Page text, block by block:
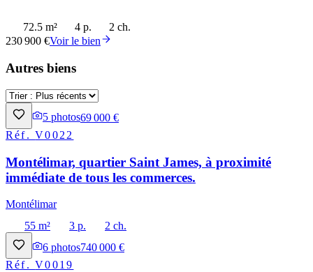
72.5 m² 4 p.
2 ch.
230 900 €Voir le bien
Autres biens
5 photos69 000 €
Réf.V0022
Montélimar, quartier Saint James, à proximité
immédiate de tous les commerces.
Montélimar
55 m²
3 p.
2 ch.
6 photos740 000 €
Réf.V0019